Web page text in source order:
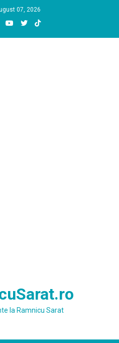
07, 2026
la Ramnicu Sarat